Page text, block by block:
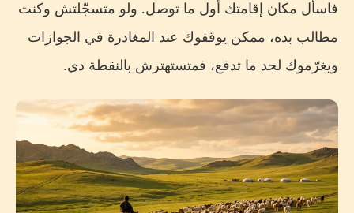
فاسأل مكان إقامتك أول ما توصل. ولو متسجّلتش وكنت
مطالب بده، ممكن يوقفوك عند المغادرة في الجوازات
ويغرّموك لحد ما تدفع، فمتستهترش بالنقطة دي.